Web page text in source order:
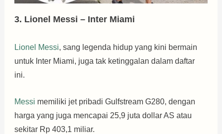
3. Lionel Messi – Inter Miami
Lionel Messi, sang legenda hidup yang kini bermain
untuk Inter Miami, juga tak ketinggalan dalam daftar
ini.
Messi memiliki jet pribadi Gulfstream G280, dengan
harga yang juga mencapai 25,9 juta dollar AS atau
sekitar Rp 403,1 miliar.